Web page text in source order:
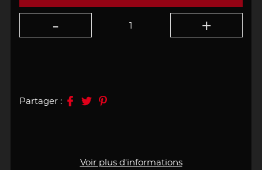
Voir plus d'informations
Partager :